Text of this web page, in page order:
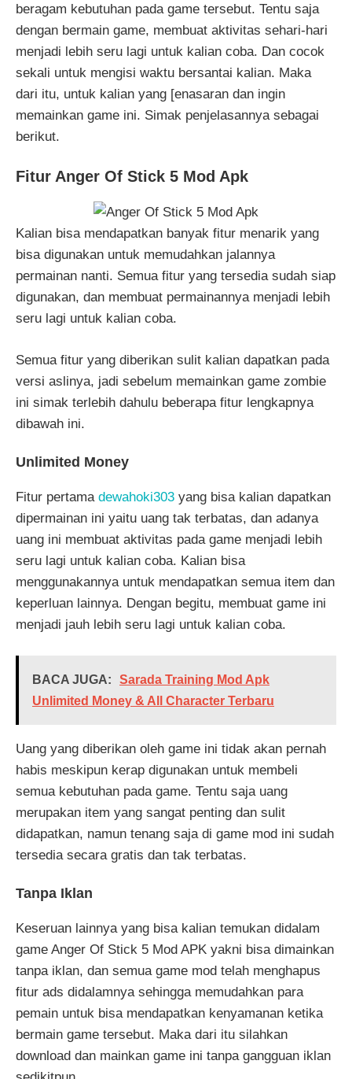
beragam kebutuhan pada game tersebut. Tentu saja
dengan bermain game, membuat aktivitas sehari-hari
menjadi lebih seru lagi untuk kalian coba. Dan cocok
sekali untuk mengisi waktu bersantai kalian. Maka
dari itu, untuk kalian yang [enasaran dan ingin
memainkan game ini. Simak penjelasannya sebagai
berikut.
Fitur Anger Of Stick 5 Mod Apk
Kalian bisa mendapatkan banyak fitur menarik yang
bisa digunakan untuk memudahkan jalannya
permainan nanti. Semua fitur yang tersedia sudah siap
digunakan, dan membuat permainannya menjadi lebih
seru lagi untuk kalian coba.
Semua fitur yang diberikan sulit kalian dapatkan pada
versi aslinya, jadi sebelum memainkan game zombie
ini simak terlebih dahulu beberapa fitur lengkapnya
dibawah ini.
Unlimited Money
Fitur pertama dewahoki303 yang bisa kalian dapatkan
dipermainan ini yaitu uang tak terbatas, dan adanya
uang ini membuat aktivitas pada game menjadi lebih
seru lagi untuk kalian coba. Kalian bisa
menggunakannya untuk mendapatkan semua item dan
keperluan lainnya. Dengan begitu, membuat game ini
menjadi jauh lebih seru lagi untuk kalian coba.
BACA JUGA:
Sarada Training Mod Apk
Unlimited Money & All Character Terbaru
Uang yang diberikan oleh game ini tidak akan pernah
habis meskipun kerap digunakan untuk membeli
semua kebutuhan pada game. Tentu saja uang
merupakan item yang sangat penting dan sulit
didapatkan, namun tenang saja di game mod ini sudah
tersedia secara gratis dan tak terbatas.
Tanpa Iklan
Keseruan lainnya yang bisa kalian temukan didalam
game Anger Of Stick 5 Mod APK yakni bisa dimainkan
tanpa iklan, dan semua game mod telah menghapus
fitur ads didalamnya sehingga memudahkan para
pemain untuk bisa mendapatkan kenyamanan ketika
bermain game tersebut. Maka dari itu silahkan
download dan mainkan game ini tanpa gangguan iklan